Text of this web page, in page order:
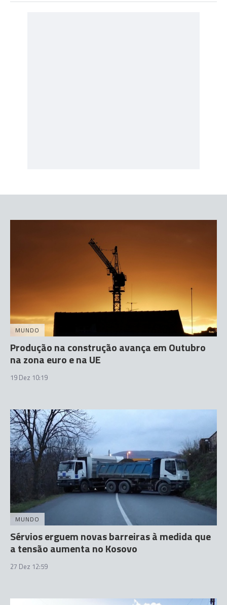
MUNDO
Produção na construção avança em Outubro
na zona euro e na UE
19 Dez 10:19
MUNDO
Sérvios erguem novas barreiras à medida que
a tensão aumenta no Kosovo
27 Dez 12:59